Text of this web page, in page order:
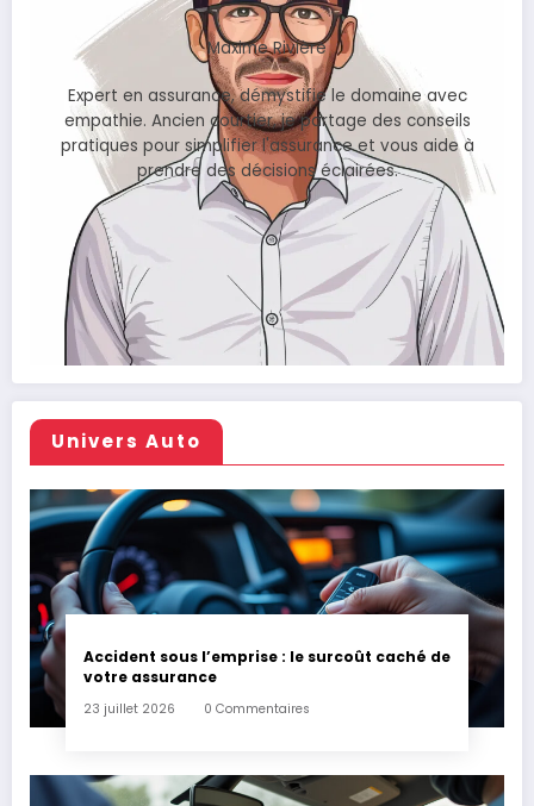
Maxime Rivière
Expert en assurance, démystifie le domaine avec
empathie. Ancien courtier, je partage des conseils
pratiques pour simplifier l'assurance et vous aide à
prendre des décisions éclairées.
Univers Auto
Accident sous l’emprise : le surcoût caché de
votre assurance
23 juillet 2026 0 Commentaires